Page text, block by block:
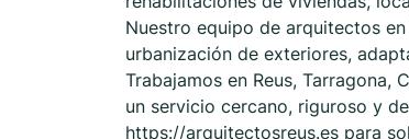
Nuestro equipo de arquitectos
urbanización de exteriores,
Trabajamos en Reus, Tarragona,
un servicio cercano, riguroso y
https://arquitectosreus.es para